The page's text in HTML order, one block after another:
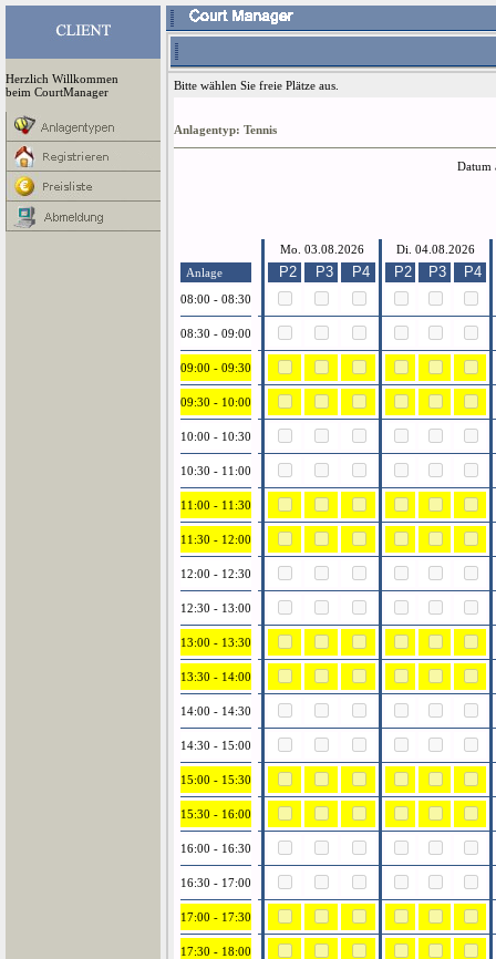
Herzlich Willkommen
beim CourtManager
Bitte wählen Sie freie Plätze aus.
Anlagentyp: Tennis
Datum
Anlage
08:00 - 08:30
08:30 - 09:00
09:00 - 09:30
09:30 - 10:00
10:00 - 10:30
10:30 - 11:00
11:00 - 11:30
11:30 - 12:00
12:00 - 12:30
12:30 - 13:00
13:00 - 13:30
13:30 - 14:00
14:00 - 14:30
14:30 - 15:00
15:00 - 15:30
15:30 - 16:00
16:00 - 16:30
16:30 - 17:00
17:00 - 17:30
17:30 - 18:00
Mo. 03.08.2026 Di. 04.08.2026
P2 P3 P4 P2 P3 P4